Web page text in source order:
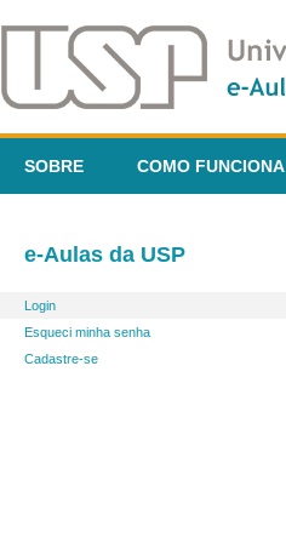
SOBRE COMO FUNCIONA
e-Aulas da USP
Login
Esqueci minha senha
Cadastre-se